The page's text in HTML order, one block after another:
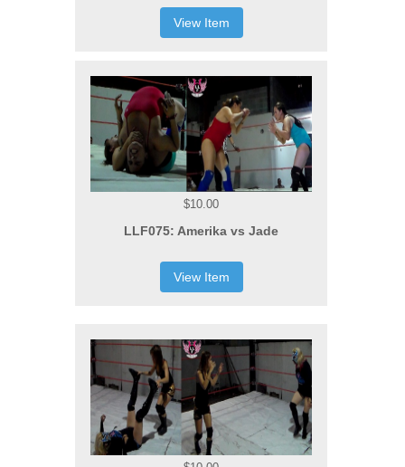
View Item
$10.00
LLF075: Amerika vs Jade
View Item